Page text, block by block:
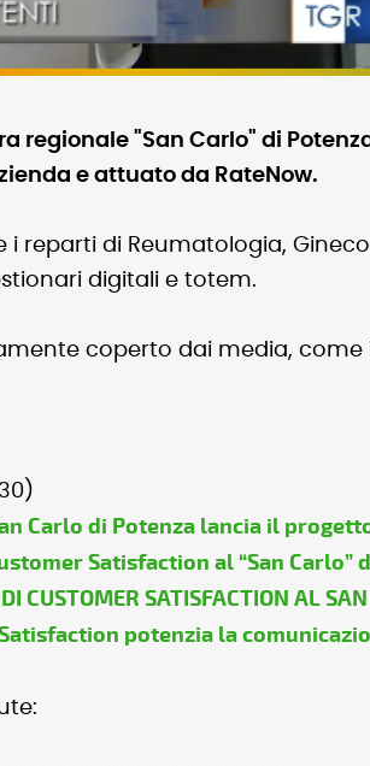
regionale "San Carlo" di
e attuato da RateNow.
reparti di Reumatologia,
digitali e totem.
coperto dai media,
Carlo di Potenza lancia il
Satisfaction al “San Carlo”
CUSTOMER SATISFACTION AL
potenzia la